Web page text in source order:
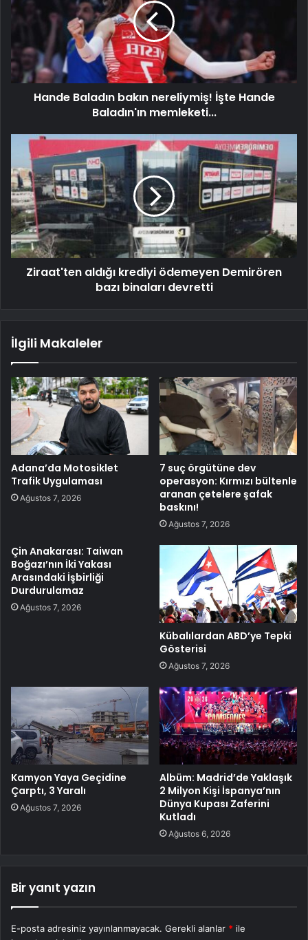
Hande Baladın bakın nereliymiş! İşte Hande
Baladın'ın memleketi...
Ziraat'ten aldığı krediyi ödemeyen Demirören
bazı binaları devretti
İlgili Makaleler
Adana’da Motosiklet
Trafik Uygulaması
Ağustos 7, 2026
7 suç örgütüne dev
operasyon: Kırmızı bültenle
aranan çetelere şafak
baskını!
Ağustos 7, 2026
Çin Anakarası: Taiwan
Boğazı’nın İki Yakası
Arasındaki İşbirliği
Durdurulamaz
Ağustos 7, 2026
Kübalılardan ABD’ye Tepki
Gösterisi
Ağustos 7, 2026
Kamyon Yaya Geçidine
Çarptı, 3 Yaralı
Ağustos 7, 2026
Albüm: Madrid’de Yaklaşık
2 Milyon Kişi İspanya’nın
Dünya Kupası Zaferini
Kutladı
Ağustos 6, 2026
Bir yanıt yazın
E-posta adresiniz yayınlanmayacak. Gerekli alanlar * ile